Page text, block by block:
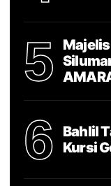
5
6
Bahlil
Kursi